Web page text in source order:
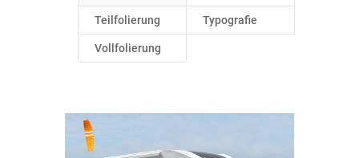
Teilfolierung Typografie
Vollfolierung